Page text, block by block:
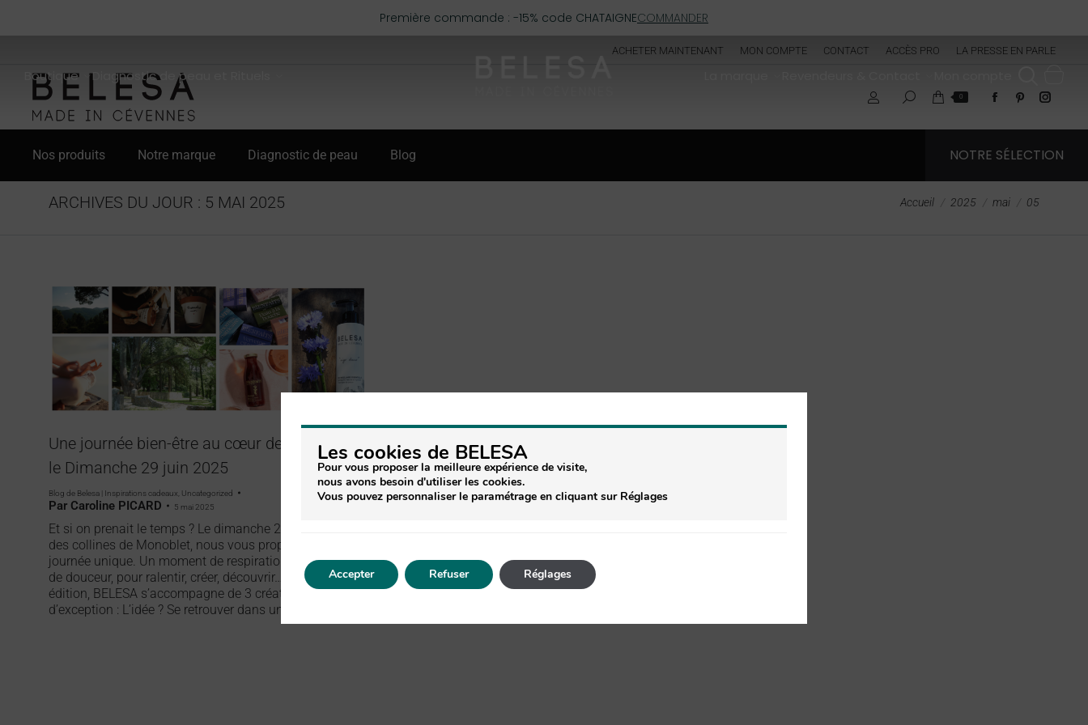
Première commande : -15% code CHATAIGNECOMMANDER
Boutique Diagnostic de peau et Rituels
ACHETER MAINTENANT MON COMPTE CONTACT ACCÈS PRO LA PRESSE EN PARLE
0
Nos produits Notre marque Diagnostic de peau Blog NOTRE SÉLECTION
ARCHIVES DU JOUR : 5 MAI 2025 Vous êtes ici :
Accueil 2025 mai 05
Une journée bien-être au cœur des Cévennes
le Dimanche 29 juin 2025
Blog de Belesa | Inspirations cadeaux Uncategorized
Par Caroline PICARD 5 mai 2025
Et si on prenait le temps ? Le dimanche 29 juin, au pied
des collines de Monoblet, nous vous proposons une
journée unique. Un moment de respiration, de partage et
de douceur, pour ralentir, créer, découvrir… Pour sa 3ème
édition, BELESA s’accompagne de 3 créateurs locaux
d’exception : L’idée ? Se retrouver dans un hameau…
Les cookies de BELESA
Pour vous proposer la meilleure expérience de visite,
nous avons besoin d'utiliser les cookies.
Vous pouvez personnaliser le paramétrage en cliquant sur Réglages
Accepter Refuser Réglages